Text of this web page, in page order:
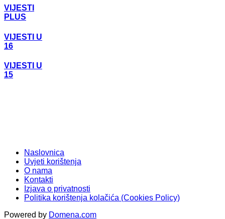
VIJESTI
PLUS
VIJESTI U
16
VIJESTI U
15
Naslovnica
Uvjeti korištenja
O nama
Kontakti
Izjava o privatnosti
Politika korištenja kolačića (Cookies Policy)
Powered by Domena.com